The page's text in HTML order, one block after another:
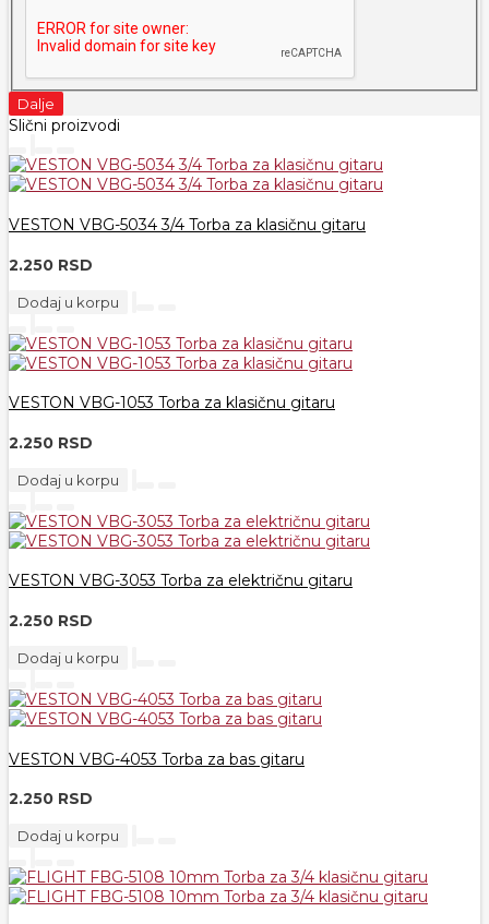
Dalje
Slični proizvodi
VESTON VBG-5034 3/4 Torba za klasičnu gitaru
2.250 RSD
Dodaj u korpu
VESTON VBG-1053 Torba za klasičnu gitaru
2.250 RSD
Dodaj u korpu
VESTON VBG-3053 Torba za električnu gitaru
2.250 RSD
Dodaj u korpu
VESTON VBG-4053 Torba za bas gitaru
2.250 RSD
Dodaj u korpu